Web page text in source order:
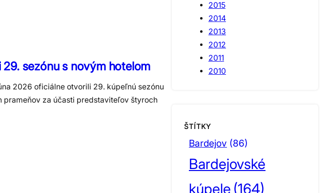
sezónu s novým hotelom
2026 oficiálne otvorili 29. kúpeľnú sezónu
za účasti predstaviteľov štyroch
2015
2014
2013
2012
2011
2010
ŠTÍTKY
Bardejov (86)
Bardejovské
kúpele (164)